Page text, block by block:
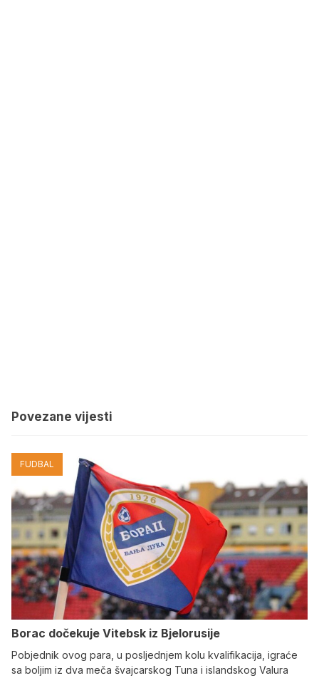
Povezane vijesti
FUDBAL
Borac dočekuje Vitebsk iz Bjelorusije
Pobjednik ovog para, u posljednjem kolu kvalifikacija, igraće
sa boljim iz dva meča švajcarskog Tuna i islandskog Valura